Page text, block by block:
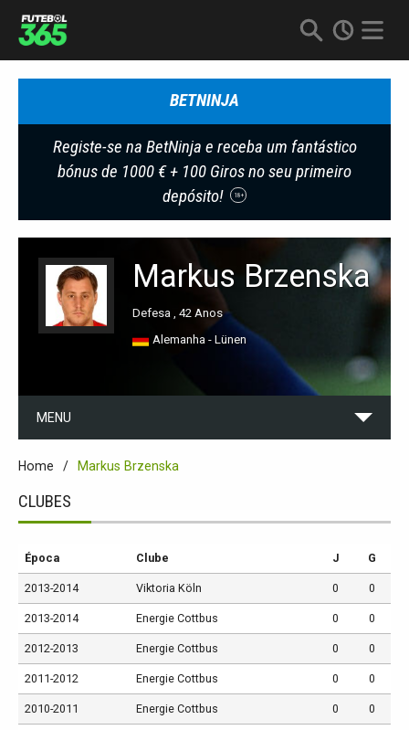
BETNINJA
Registe-se na BetNinja e receba um fantástico
bónus de 1000 € + 100 Giros no seu primeiro
depósito!
18+
Markus Brzenska
Defesa , 42 Anos
Alemanha - Lünen
MENU
Home Markus Brzenska
CLUBES
Época Clube J G
2013-2014 Viktoria Köln 0 0
2013-2014 Energie Cottbus 0 0
2012-2013 Energie Cottbus 0 0
2011-2012 Energie Cottbus 0 0
2010-2011 Energie Cottbus 0 0